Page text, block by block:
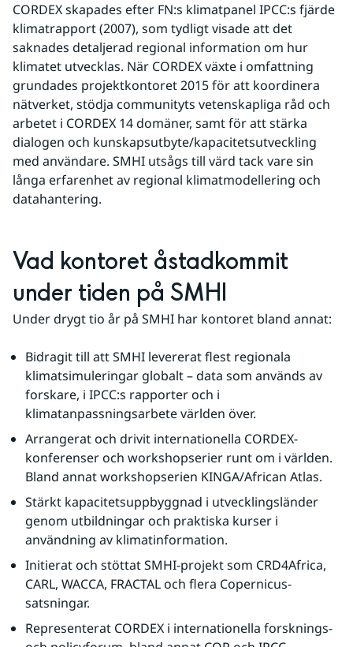
CORDEX skapades efter FN:s klimatpanel IPCC:s fjärde
klimatrapport (2007), som tydligt visade att det
saknades detaljerad regional information om hur
klimatet utvecklas. När CORDEX växte i omfattning
grundades projektkontoret 2015 för att koordinera
nätverket, stödja communityts vetenskapliga råd och
arbetet i CORDEX 14 domäner, samt för att stärka
dialogen och kunskapsutbyte/kapacitetsutveckling
med användare. SMHI utsågs till värd tack vare sin
långa erfarenhet av regional klimatmodellering och
datahantering.
Vad kontoret åstadkommit
under tiden på SMHI
Under drygt tio år på SMHI har kontoret bland annat:
Bidragit till att SMHI levererat flest regionala
klimatsimuleringar globalt – data som används av
forskare, i IPCC:s rapporter och i
klimatanpassningsarbete världen över.
Arrangerat och drivit internationella CORDEX-
konferenser och workshopserier runt om i världen.
Bland annat workshopserien KINGA/African Atlas.
Stärkt kapacitetsuppbyggnad i utvecklingsländer
genom utbildningar och praktiska kurser i
användning av klimatinformation.
Initierat och stöttat SMHI-projekt som CRD4Africa,
CARL, WACCA, FRACTAL och flera Copernicus-
satsningar.
Representerat CORDEX i internationella forsknings-